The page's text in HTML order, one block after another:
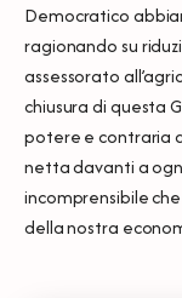
Democratico
ragionando su
assessorato
chiusura di questa
potere e contraria
netta davanti a
incomprensibile
della nostra